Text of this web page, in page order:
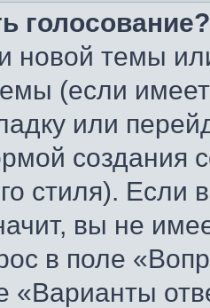
голосование?
новой темы
(если
или
создания
стиля). Если
вы не
в поле
«Варианты